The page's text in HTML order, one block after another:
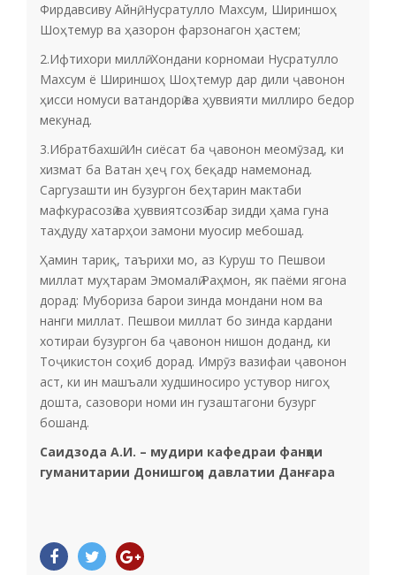
Фирдавсиву Айнӣ, Нусратулло Махсум, Шириншоҳ
Шоҳтемур ва ҳазорон фарзонагон ҳастем;
2.Ифтихори миллӣ. Хондани корномаи Нусратулло
Махсум ё Шириншоҳ Шоҳтемур дар дили ҷавонон
ҳисси номуси ватандорӣ ва ҳуввияти миллиро бедор
мекунад.
3.Ибратбахшӣ. Ин сиёсат ба ҷавонон меомӯзад, ки
хизмат ба Ватан ҳеҷ гоҳ беқадр намемонад.
Саргузашти ин бузургон беҳтарин мактаби
мафкурасозӣ ва ҳуввиятсозӣ бар зидди ҳама гуна
таҳдуду хатарҳои замони муосир мебошад.
Ҳамин тариқ, таърихи мо, аз Куруш то Пешвои
миллат муҳтарам Эмомалӣ Раҳмон, як паёми ягона
дорад: Мубориза барои зинда мондани ном ва
нанги миллат. Пешвои миллат бо зинда кардани
хотираи бузургон ба ҷавонон нишон доданд, ки
Тоҷикистон соҳиб дорад. Имрӯз вазифаи ҷавонон
аст, ки ин машъали худшиносиро устувор нигоҳ
дошта, сазовори номи ин гузаштагони бузург
бошанд.
Саидзода А.И. – мудири кафедраи фанҳои
гуманитарии Донишгоҳи давлатии Данғара